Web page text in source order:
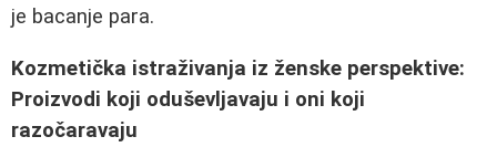
je bacanje para.
Kozmetička istraživanja iz ženske perspektive:
Proizvodi koji oduševljavaju i oni koji
razočaravaju